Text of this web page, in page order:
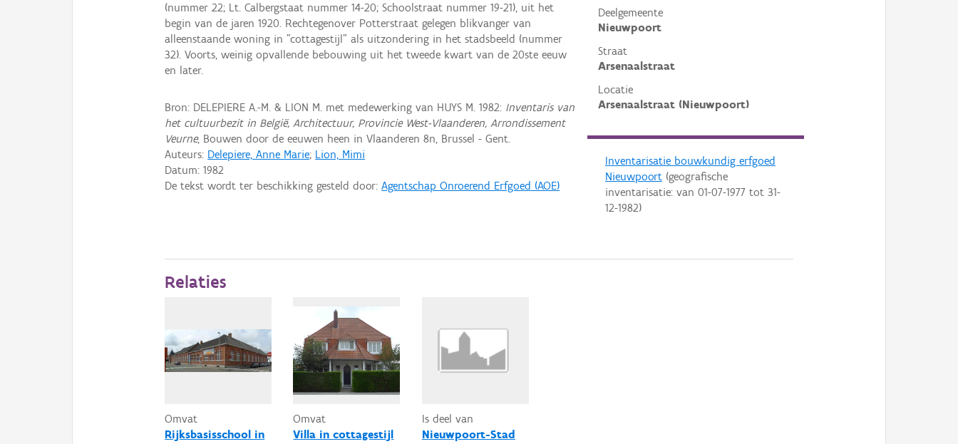
Deelgemeente
Nieuwpoort
Straat
Arsenaalstraat
Locatie
Arsenaalstraat (Nieuwpoort)
Inventarisatie bouwkundig erfgoed
Nieuwpoort(geografische
inventarisatie: van 01-07-1977tot 31-
12-1982)
(nummer 22; Lt. Calbergstaat nummer 14-20; Schoolstraat nummer 19-21), uit het
begin van de jaren 1920. Rechtegenover Potterstraat gelegen blikvanger van
alleenstaande woning in "cottagestijl" als uitzondering in het stadsbeeld (nummer
32). Voorts, weinig opvallende bebouwing uit het tweede kwart van de 20ste eeuw
en later.
Bron: DELEPIERE A.-M. & LION M. met medewerking van HUYS M. 1982: Inventaris van
het cultuurbezit in België, Architectuur, Provincie West-Vlaanderen, Arrondissement
Veurne, Bouwen door de eeuwen heen in Vlaanderen 8n, Brussel - Gent.
Auteurs: Delepiere, Anne Marie; Lion, Mimi
Datum:1982
De tekst wordt ter beschikking gesteld door:Agentschap Onroerend Erfgoed (AOE)
Relaties
Omvat
Rijksbasisschool in
Omvat
Villa in cottagestijl
Is deel van
Nieuwpoort-Stad